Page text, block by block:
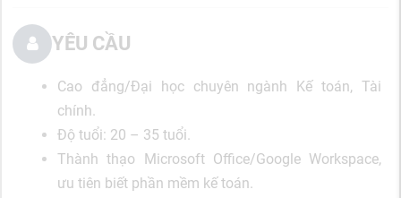
YÊU CẦU
Cao đẳng/Đại học chuyên ngành Kế toán, Tài
chính.
Độ tuổi: 20 – 35 tuổi.
Thành thạo Microsoft Office/Google Workspace,
ưu tiên biết phần mềm kế toán.